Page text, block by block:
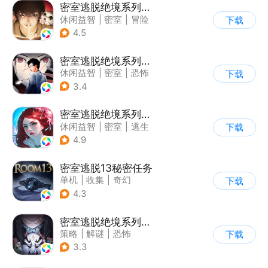
密室逃脱绝境系列3画仙奇缘
休闲益智 密室
冒险
| 密室逃脱
4.5
下载
密室逃脱绝境系列9无人医院
休闲益智 密室
恐怖
| 密室逃脱
3.4
下载
密室逃脱绝境系列4迷失森林
休闲益智 密室
逃生
| 密室逃脱
4.9
下载
密室逃脱13秘密任务
单机 收集
奇幻
| 密室逃脱
4.3
下载
密室逃脱绝境系列8酒店惊魂
策略 解谜
恐怖
| 密室逃脱
3.3
下载